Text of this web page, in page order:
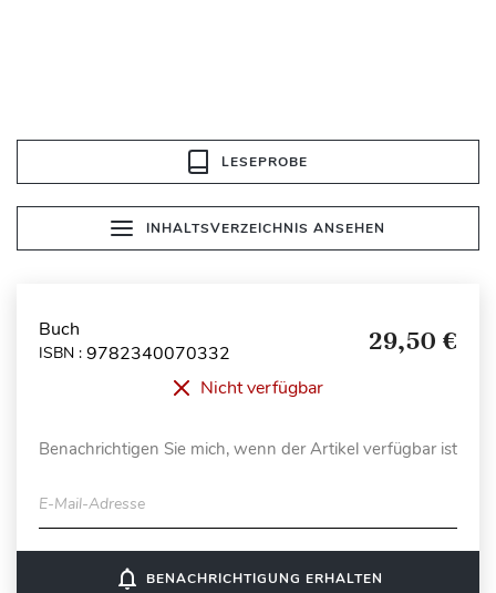
LESEPROBE
INHALTSVERZEICHNIS ANSEHEN
Buch
ISBN : 9782340070332 29,50 €
Nicht verfügbar
Benachrichtigen Sie mich, wenn der Artikel verfügbar ist
E-Mail-Adresse
notifications_none BENACHRICHTIGUNG ERHALTEN